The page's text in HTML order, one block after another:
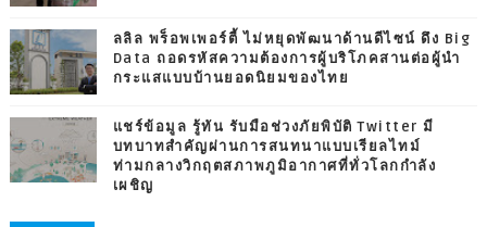
ลลิล พร็อพเพอร์ตี้ ไม่หยุดพัฒนาด้านดีไซน์ ดึง Big
Data ถอดรหัสความต้องการผู้บริโภคสานต่อผู้นำ
กระแสแบบบ้านยอดนิยมของไทย
แชร์ข้อมูล รู้ทัน รับมือช่วงภัยพิบัติ Twitter มี
บทบาทสำคัญผ่านการสนทนาแบบเรียลไทม์
ท่ามกลางวิกฤตสภาพภูมิอากาศที่ทั่วโลกกำลัง
เผชิญ